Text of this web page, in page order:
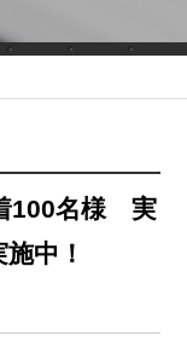
100名様 実
施中！